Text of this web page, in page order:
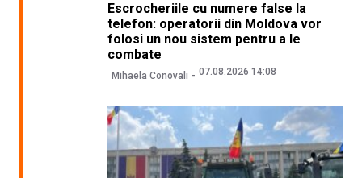
Escrocheriile cu numere false la
telefon: operatorii din Moldova vor
folosi un nou sistem pentru a le
combate
Mihaela Conovali 07.08.2026 14:08